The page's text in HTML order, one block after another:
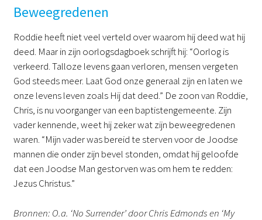
Beweegredenen
Roddie heeft niet veel verteld over waarom hij deed wat hij
deed. Maar in zijn oorlogsdagboek schrijft hij: “Oorlog is
verkeerd. Talloze levens gaan verloren, mensen vergeten
God steeds meer. Laat God onze generaal zijn en laten we
onze levens leven zoals Hij dat deed.” De zoon van Roddie,
Chris, is nu voorganger van een baptistengemeente. Zijn
vader kennende, weet hij zeker wat zijn beweegredenen
waren. “Mijn vader was bereid te sterven voor de Joodse
mannen die onder zijn bevel stonden, omdat hij geloofde
dat een Joodse Man gestorven was om hem te redden:
Jezus Christus.”
Bronnen: O.a. ‘No Surrender’ door Chris Edmonds en ‘My